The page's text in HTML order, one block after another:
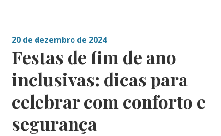
20 de dezembro de 2024
Festas de fim de ano
inclusivas: dicas para
celebrar com conforto e
segurança